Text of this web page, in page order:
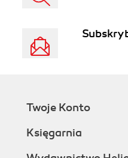
Twoje Konto
Księgarnia